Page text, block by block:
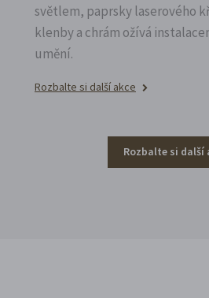
světlem, paprsky laserového
klenby a chrám ožívá
umění.
Rozbalte si další akce
Rozbalte si další